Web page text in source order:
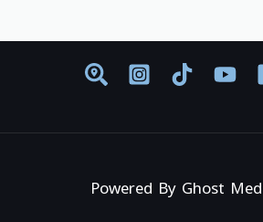
Powered By Ghost